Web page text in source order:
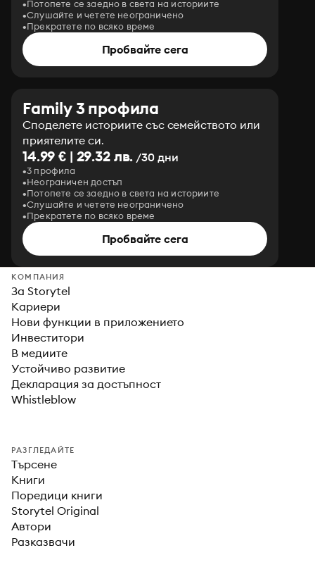
Потопете се заедно в света на историите
Слушайте и четете неограничено
Прекратете по всяко време
Пробвайте сега
Family 3 профила
Споделете историите със семейството или
приятелите си.
14.99 € | 29.32 лв. /30 дни
3 профила
Неограничен достъп
Потопете се заедно в света на историите
Слушайте и четете неограничено
Прекратете по всяко време
Пробвайте сега
КОМПАНИЯ
За Storytel
Кариери
Нови функции в приложението
Инвеститори
В медиите
Устойчиво развитие
Декларация за достъпност
Whistleblow
РАЗГЛЕДАЙТЕ
Търсене
Книги
Поредици книги
Storytel Original
Автори
Разказвачи